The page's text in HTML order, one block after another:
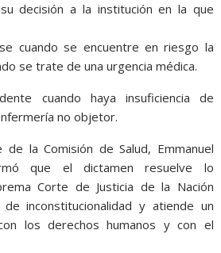
decisión a la institución en la que
cuando se encuentre en riesgo la
se trate de una urgencia médica.
cuando haya insuficiencia de
no objetor.
la Comisión de Salud, Emmanuel
que el dictamen resuelve lo
Corte de Justicia de la Nación
de inconstitucionalidad y atiende un
los derechos humanos y con el